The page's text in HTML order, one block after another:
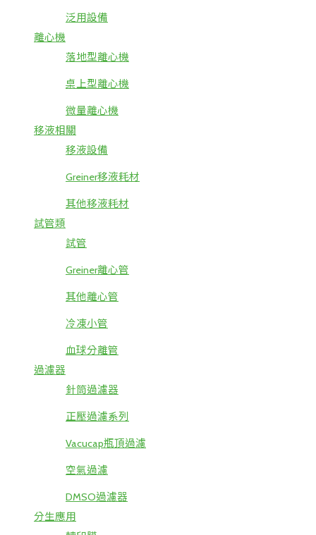
泛用設備
離心機
落地型離心機
桌上型離心機
微量離心機
移液相關
移液設備
Greiner移液耗材
其他移液耗材
試管類
試管
Greiner離心管
其他離心管
冷凍小管
血球分離管
過濾器
針筒過濾器
正壓過濾系列
Vacucap瓶頂過濾
空氣過濾
DMSO過濾器
分生應用